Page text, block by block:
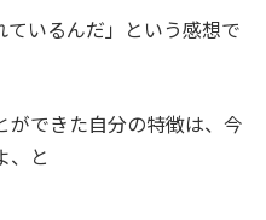
ているんだ」という感想で
ができた自分の特徴は、今
、と